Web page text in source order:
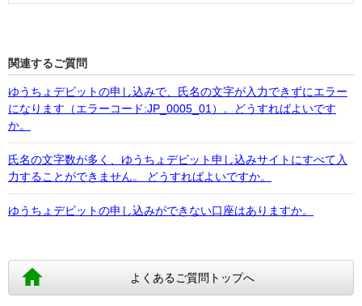
関連するご質問
ゆうちょデビットの申し込みで、氏名の文字が入力できずにエラー
になります（エラーコード:JP_0005_01）。どうすればよいです
か。
氏名の文字数が多く、ゆうちょデビット申し込みサイトにすべて入
力することができません。 どうすればよいですか。
ゆうちょデビットの申し込みができない口座はありますか。
よくあるご質問トップへ